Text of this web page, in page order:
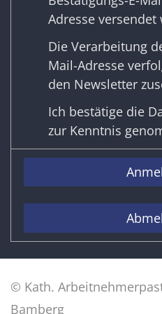
Adresse versendet
Die Verarbeitung
Mail-Adresse
den Newsletter
Ich bestätige die
zur Kenntnis
© Kath.
Bamberg